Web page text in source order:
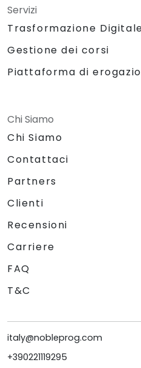
Servizi
Trasformazione
Gestione dei corsi
Piattaforma di
Chi Siamo
Chi Siamo
Contattaci
Partners
Clienti
Recensioni
Carriere
FAQ
T&C
italy@nobleprog.com
+390221119295